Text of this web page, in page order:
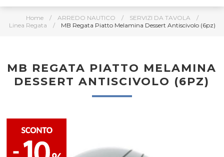
Home / ARREDO NAUTICO / SERVIZI DA TAVOLA
/
Linea Regata
/ MB Regata Piatto Melamina Dessert Antiscivolo (6pz)
MB REGATA PIATTO MELAMINA
DESSERT ANTISCIVOLO (6PZ)